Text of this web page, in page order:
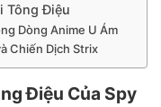
Tông Điệu
Dòng Anime U Ám
Chiến Dịch Strix
Điệu Của Spy